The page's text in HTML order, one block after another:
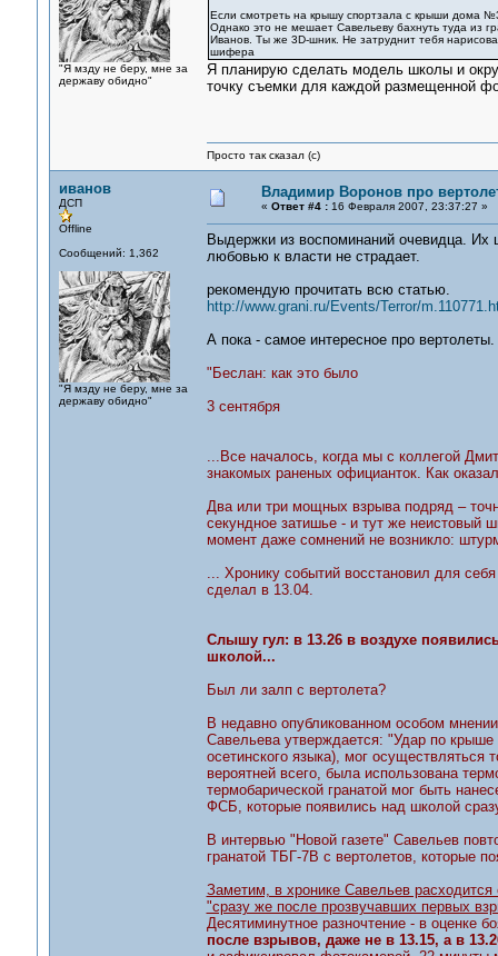
"Я мзду не беру, мне за
державу обидно"
Если смотреть на крышу спортзала с крыши дома
Однако это не мешает Савельеву бахнуть туда из
Иванов. Ты же 3D-шник. Не затруднит тебя
шифера
Я планирую сделать модель школы и
точку съемки для каждой размещенной
Просто так сказал (с)
иванов
ДСП
Offline
Сообщений: 1,362
"Я мзду не беру, мне за
державу обидно"
Владимир Воронов про
« Ответ #4 :16 Февраля 2007, 23:37:27 »
Выдержки из воспоминаний очевидца. Их
любовью к власти не страдает.
рекомендую прочитать всю статью.
http://www.grani.ru/Events/Terror/
А пока - самое интересное про вертолеты.
"Беслан: как это было
3 сентября
...Все началось, когда мы с коллегой
знакомых раненых официанток. Как
Два или три мощных взрыва подряд –
секундное затишье - и тут же неистовый
момент даже сомнений не возникло:
... Хронику событий восстановил для
сделал в 13.04.
Слышу гул: в 13.26 в воздухе
школой...
Был ли залп с вертолета?
В недавно опубликованном особом
Савельева утверждается: "Удар по
осетинского языка), мог
вероятней всего, была использована
термобарической гранатой мог быть
ФСБ, которые появились над школой
В интервью "Новой газете" Савельев
гранатой ТБГ-7В с вертолетов, которые
Заметим, в хронике Савельев
"сразу же после прозвучавших первых
Десятиминутное разночтение - в оценке
после взрывов, даже не в 13.15, а в